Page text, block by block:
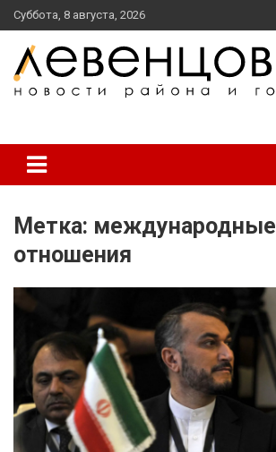
перейти
к
содержанию
Суббота, 8 августа, 2026
Метка: международные
отношения